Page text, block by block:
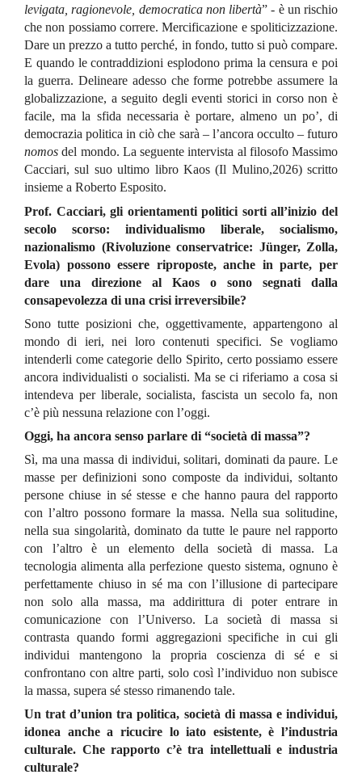
levigata, ragionevole, democratica non libertà” - è un rischio
che non possiamo correre. Mercificazione e spoliticizzazione.
Dare un prezzo a tutto perché, in fondo, tutto si può compare.
E quando le contraddizioni esplodono prima la censura e poi
la guerra. Delineare adesso che forme potrebbe assumere la
globalizzazione, a seguito degli eventi storici in corso non è
facile, ma la sfida necessaria è portare, almeno un po’, di
democrazia politica in ciò che sarà – l’ancora occulto – futuro
nomos del mondo. La seguente intervista al filosofo Massimo
Cacciari, sul suo ultimo libro Kaos (Il Mulino,2026) scritto
insieme a Roberto Esposito.
Prof. Cacciari, gli orientamenti politici sorti all’inizio del
secolo scorso: individualismo liberale, socialismo,
nazionalismo (Rivoluzione conservatrice: Jünger, Zolla,
Evola) possono essere riproposte, anche in parte, per
dare una direzione al Kaos o sono segnati dalla
consapevolezza di una crisi irreversibile?
Sono tutte posizioni che, oggettivamente, appartengono al
mondo di ieri, nei loro contenuti specifici. Se vogliamo
intenderli come categorie dello Spirito, certo possiamo essere
ancora individualisti o socialisti. Ma se ci riferiamo a cosa si
intendeva per liberale, socialista, fascista un secolo fa, non
c’è più nessuna relazione con l’oggi.
Oggi, ha ancora senso parlare di “società di massa”?
Sì, ma una massa di individui, solitari, dominati da paure. Le
masse per definizioni sono composte da individui, soltanto
persone chiuse in sé stesse e che hanno paura del rapporto
con l’altro possono formare la massa. Nella sua solitudine,
nella sua singolarità, dominato da tutte le paure nel rapporto
con l’altro è un elemento della società di massa. La
tecnologia alimenta alla perfezione questo sistema, ognuno è
perfettamente chiuso in sé ma con l’illusione di partecipare
non solo alla massa, ma addirittura di poter entrare in
comunicazione con l’Universo. La società di massa si
contrasta quando formi aggregazioni specifiche in cui gli
individui mantengono la propria coscienza di sé e si
confrontano con altre parti, solo così l’individuo non subisce
la massa, supera sé stesso rimanendo tale.
Un trat d’union tra politica, società di massa e individui,
idonea anche a ricucire lo iato esistente, è l’industria
culturale. Che rapporto c’è tra intellettuali e industria
culturale?